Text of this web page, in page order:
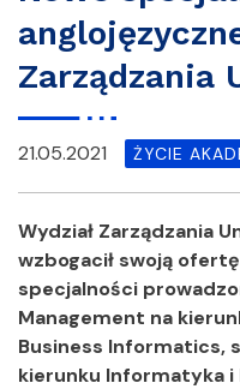
Zarządzania
21.05.2021 ŻYCIE
Wydział Zarządzania
wzbogacił swoją
specjalności
Management na
Business Informatics,
kierunku Informatyka i